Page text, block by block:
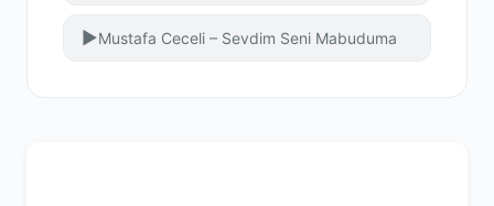
▶Mustafa Ceceli – Sevdim Seni Mabuduma